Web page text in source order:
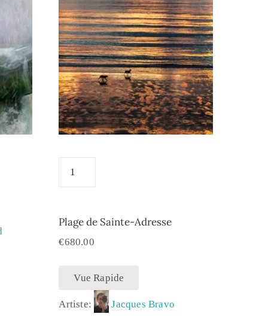
Plage de Sainte-Adresse
€680.00
Vue Rapide
Artiste: Jacques Bravo